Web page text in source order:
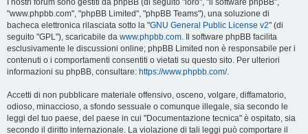
I nostri forum sono gestiti da phpBB (di seguito "loro", "il software phpBB",
"www.phpbb.com", "phpBB Limited", "phpBB Teams"), una soluzione di
bacheca elettronica rilasciata sotto la "GNU General Public License v2" (di
seguito "GPL"), scaricabile da www.phpbb.com. Il software phpBB facilita
esclusivamente le discussioni online; phpBB Limited non è responsabile per i
contenuti o i comportamenti consentiti o vietati su questo sito. Per ulteriori
informazioni su phpBB, consultare: https://www.phpbb.com/.
Accetti di non pubblicare materiale offensivo, osceno, volgare, diffamatorio,
odioso, minaccioso, a sfondo sessuale o comunque illegale, sia secondo le
leggi del tuo paese, del paese in cui "Documentazione tecnica" è ospitato, sia
secondo il diritto internazionale. La violazione di tali leggi può comportare il